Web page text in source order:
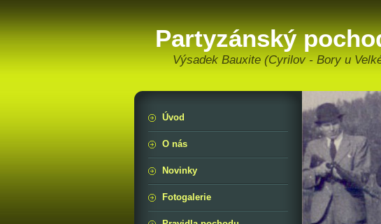
Partyzánský
Výsadek Bauxite (Cyrilov - Bory u
Úvod
O nás
Novinky
Fotogalerie